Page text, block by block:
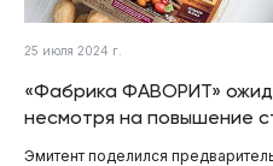
25 июля 2024 г.
«Фабрика ФАВОРИТ»
несмотря на повышение
Эмитент поделился